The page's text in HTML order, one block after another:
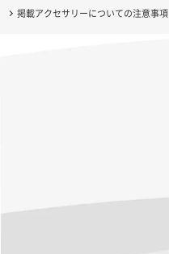
掲載アクセサリーについての注意事項